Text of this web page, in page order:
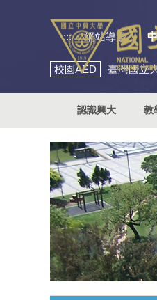
::: 網站導覽
校園AED 臺灣國立
認識興大 教